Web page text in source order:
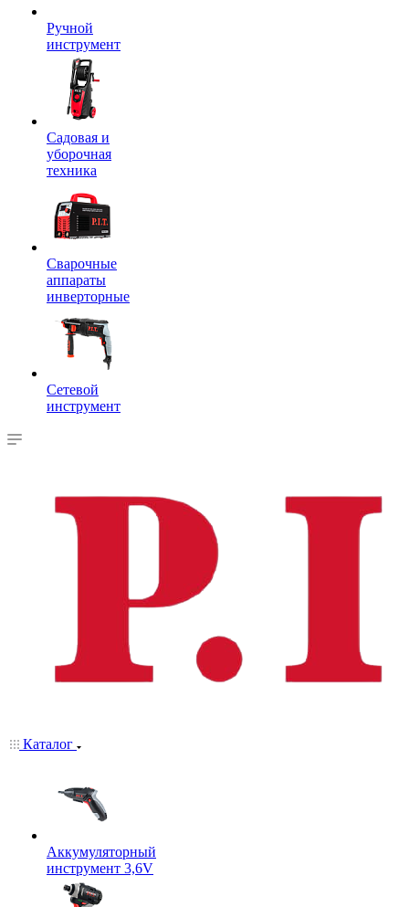
Ручной
инструмент
Садовая и
уборочная
техника
Сварочные
аппараты
инверторные
Сетевой
инструмент
Каталог
Аккумуляторный
инструмент 3,6V